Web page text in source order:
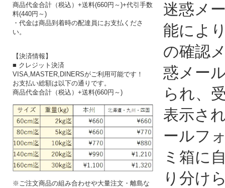
商品代金合計（税込）+送料(660円～)+代引手数
料(440円～)
・代金は商品到着時の配達員にお支払くださ
い。
【決済情報】
■ クレジット決済
VISA,MASTER,DINERSがご利用可能です！
お支払い総額は以下の通りです。
商品代金合計（税込）+送料(660円～)
※ご注文商品の組み合わせや大量注文・離島な
迷惑メ
能によ
の確認
惑メー
られ、
表示さ
ールフ
ミ箱に
り分け